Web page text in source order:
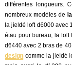
différentes longueurs.
nombreux modèles de
la jieldé loft d6000 avec
étau pour bureau, la loft
d6440 avec 2 bras de
design comme la jieldé